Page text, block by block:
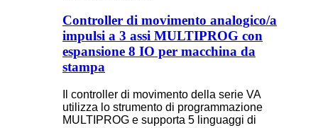
Controller di movimento analogico/a
impulsi a 3 assi MULTIPROG con
espansione 8 IO per macchina da
stampa
Il controller di movimento della serie VA
utilizza lo strumento di programmazione
MULTIPROG e supporta 5 linguaggi di